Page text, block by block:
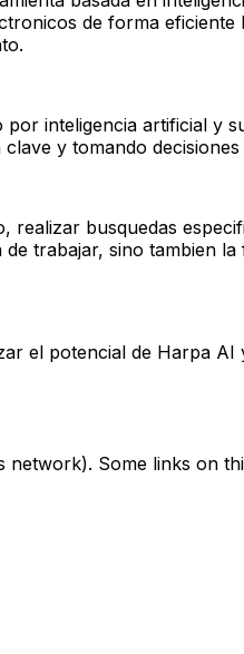
de forma
inteligencia artificial y
y tomando
busquedas
trabajar, sino tambien
el potencial de Harpa AI
network). Some links on